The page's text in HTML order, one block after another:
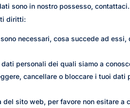
sono in nostro possesso,
diritti:
necessari, cosa succede ad essi,
personali dei quali siamo a
cancellare o bloccare i tuoi dati
sito web, per favore non esitare a